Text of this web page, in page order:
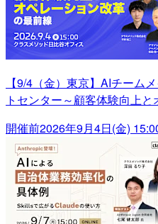
【9/4（金）東京】AIチーム
トセンター～顧客体験向上
開催前2026年9月4日(金)